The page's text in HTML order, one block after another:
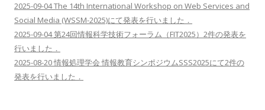
2025-09-04 The 14th International Workshop on Web Services and
Social Media (WSSM-2025)にて発表を行いました．
2025-09-04 第24回情報科学技術フォーラム（FIT2025）2件の発表を
行いました．
2025-08-20 情報処理学会 情報教育シンポジウムSSS2025にて2件の
発表を行いました．